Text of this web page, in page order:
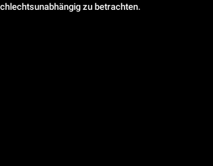
zu betrachten.